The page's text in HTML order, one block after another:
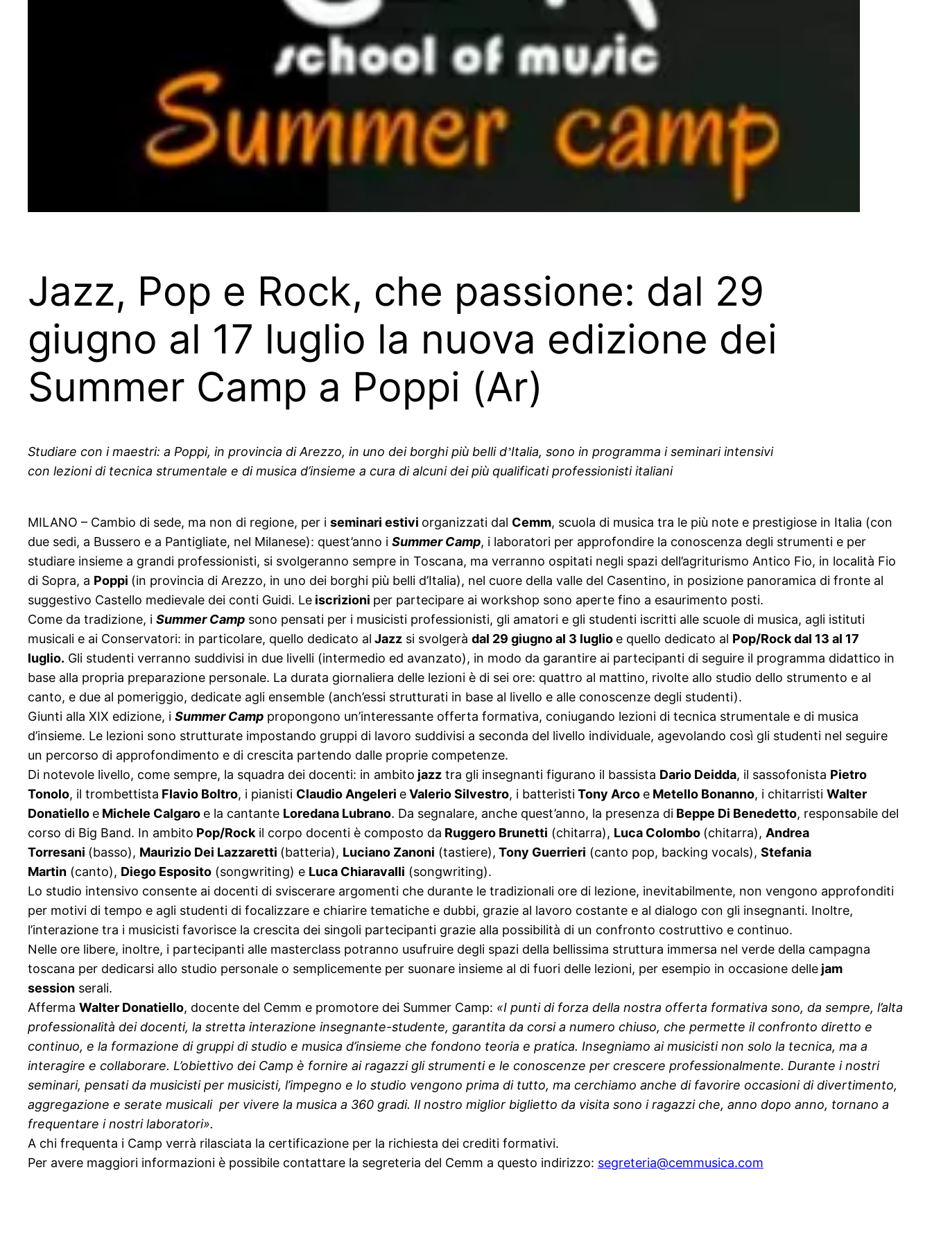
Jazz, Pop e Rock, che passione: dal 29
giugno al 17 luglio la nuova edizione dei
Summer Camp a Poppi (Ar)
Studiare con i maestri: a Poppi, in provincia di Arezzo, in uno dei borghi più belli d’Italia, sono in programma i seminari intensivi
con lezionidi tecnica strumentale e di musica d’insieme a cura di alcuni dei più qualificati professionisti italiani
MILANO – Cambio di sede, ma non di regione, per i seminari estivi organizzati dal Cemm, scuola di musica tra le più note e prestigiose in Italia (con
due sedi, a Bussero e a Pantigliate, nel Milanese): quest’anno i Summer Camp, i laboratori per approfondire la conoscenza degli strumenti e per
studiare insieme a grandi professionisti, si svolgeranno sempre in Toscana, ma verranno ospitati negli spazi dell’agriturismo Antico Fio, in località Fio
di Sopra, a Poppi (in provincia di Arezzo, in uno dei borghi più belli d’Italia), nel cuore della valle del Casentino, in posizione panoramica di fronte al
suggestivo Castello medievale dei conti Guidi. Le iscrizioni per partecipare ai workshop sono aperte fino a esaurimento posti.
Come da tradizione, i Summer Camp sono pensati per i musicisti professionisti, gli amatori e gli studenti iscritti alle scuole di musica, agli istituti
musicali e ai Conservatori: in particolare, quello dedicato al Jazz si svolgerà dal 29 giugno al 3 luglio e quello dedicato al Pop/Rockdal 13 al 17
luglio. Gli studenti verranno suddivisi in due livelli (intermedio ed avanzato), in modo da garantire ai partecipanti di seguire il programma didattico in
base alla propria preparazione personale. La durata giornaliera delle lezioni è di sei ore: quattro al mattino, rivolte allo studio dello strumento e al
canto, e due al pomeriggio, dedicate agli ensemble (anch’essi strutturati in base al livello e alle conoscenze degli studenti).
Giunti alla XIX edizione, i Summer Camp propongono un’interessante offerta formativa, coniugando lezioni di tecnica strumentale e di musica
d’insieme. Le lezioni sono strutturate impostando gruppi di lavoro suddivisi a seconda del livello individuale, agevolando così gli studenti nel seguire
un percorso di approfondimento e di crescita partendo dalle proprie competenze.
Di notevole livello, come sempre, la squadra dei docenti: in ambito jazz tra gli insegnanti figurano il bassista Dario Deidda, il sassofonista Pietro
Tonolo, il trombettista Flavio Boltro, i pianisti Claudio Angeleri eValerio Silvestro, i batteristiTony Arco e Metello Bonanno, i chitarristi Walter
Donatiello e Michele Calgaro e la cantante Loredana Lubrano. Da segnalare, anche quest’anno, la presenza di Beppe Di Benedetto, responsabile del
corso di Big Band. In ambito Pop/Rock il corpo docenti è composto da Ruggero Brunetti (chitarra), Luca Colombo (chitarra), Andrea
Torresani (basso), Maurizio Dei Lazzaretti (batteria), Luciano Zanoni (tastiere), Tony Guerrieri (canto pop, backing vocals), Stefania
Martin (canto), Diego Esposito (songwriting) e Luca Chiaravalli (songwriting).
Lo studio intensivo consente ai docenti di sviscerare argomenti che durante le tradizionali ore di lezione, inevitabilmente, non vengono approfonditi
per motivi di tempo e agli studenti di focalizzare e chiarire tematiche e dubbi, grazie al lavoro costante e al dialogo con gli insegnanti. Inoltre,
l’interazione tra i musicisti favorisce la crescita dei singoli partecipanti grazie alla possibilità di un confronto costruttivo e continuo.
Nelle ore libere, inoltre, i partecipanti alle masterclass potranno usufruire degli spazi della bellissima struttura immersa nel verde della campagna
toscana per dedicarsi allo studio personale o semplicemente per suonare insieme al di fuori delle lezioni, per esempio in occasione delle jam
session serali.
Afferma Walter Donatiello, docente del Cemm e promotore dei Summer Camp: «I punti di forza della nostra offerta formativa sono, da sempre, l’alta
professionalità dei docenti, la stretta interazione insegnante-studente, garantita da corsi a numero chiuso, che permette il confronto diretto e
continuo, e la formazione di gruppi di studio e musica d’insieme che fondono teoria e pratica. Insegniamo ai musicisti non solo la tecnica, ma a
interagire e collaborare. L’obiettivo dei Camp è fornire ai ragazzi gli strumentie le conoscenze per crescere professionalmente. Durante i nostri
seminari, pensati da musicisti per musicisti, l’impegno e lo studio vengono prima di tutto, ma cerchiamo anche di favorire occasioni di divertimento,
aggregazione e serate musicali per vivere la musica a 360 gradi. Il nostro miglior biglietto da visita sono i ragazzi che, anno dopo anno, tornano a
frequentare i nostri laboratori».
A chi frequenta i Camp verrà rilasciata la certificazione per la richiesta dei crediti formativi.
Per avere maggiori informazioni è possibile contattare la segreteria del Cemm a questo indirizzo: segreteria@cemmusica.com